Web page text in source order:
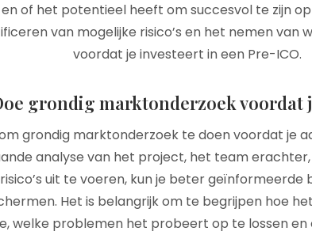
of het potentieel heeft om succesvol te zijn
van mogelijke risico’s en het nemen van
voordat je investeert in een Pre-ICO.
grondig marktonderzoek voordat
grondig marktonderzoek te doen voordat je
analyse van het project, het team
uit te voeren, kun je beter geïnformeerde
Het is belangrijk om te begrijpen hoe
welke problemen het probeert op te lossen